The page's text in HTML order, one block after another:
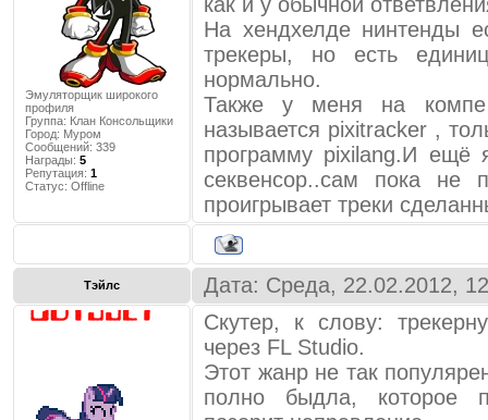
Эмуляторщик широкого
профиля
Группа: Клан Консольщики
Город: Муром
Сообщений: 339
Награды: 5
Репутация: 1
Статус: Offline
На хендхелде нинтенды
трекеры, но есть
нормально.
Также у меня на компе
называется pixitracker ,
программу pixilang.И
секвенсор..сам пока не
проигрывает треки
Тэйлс Дата: Среда, 22.02.2012,
Скутер, к слову:
через FL Studio.
Этот жанр не так
полно быдла, которое